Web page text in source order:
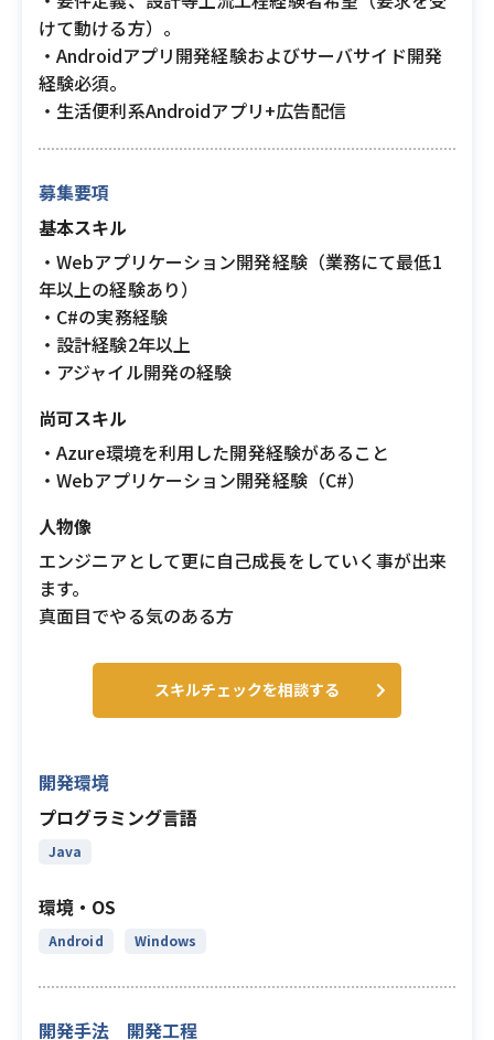
けて動ける方）。
・Androidアプリ開発経験およびサーバサイド開発
経験必須。
・生活便利系Androidアプリ+広告配信
募集要項
基本スキル
・Webアプリケーション開発経験（業務にて最低1
年以上の経験あり）
・C#の実務経験
・設計経験2年以上
・アジャイル開発の経験
尚可スキル
・Azure環境を利用した開発経験があること
・Webアプリケーション開発経験（C#）
人物像
エンジニアとして更に自己成長をしていく事が出来
ます。
真面目でやる気のある方
スキルチェックを相談する
開発環境
プログラミング言語
Java
環境・OS
Android Windows
開発手法 開発工程